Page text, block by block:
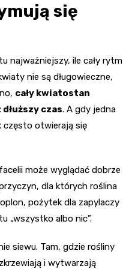
się
najważniejszy, ile cały rytm
nie są długowieczne,
cały kwiatostan
czas. A gdy jedna
często otwierają się
może wyglądać dobrze
dla których roślina
pożytek dla zapylaczy
„wszystko albo nic”.
siewu. Tam, gdzie rośliny
i wytwarzają